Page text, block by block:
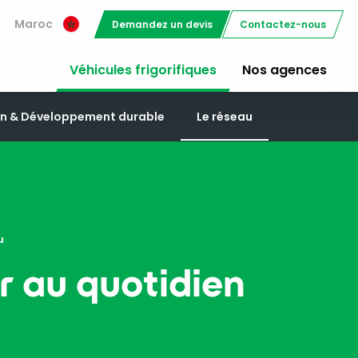
Maroc Demandez un devis Contactez-nous
Véhicules frigorifiques Nos agences
& Développement durable Le réseau
au quotidien